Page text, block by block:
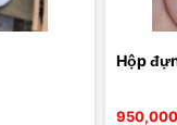
Hộp
950,000